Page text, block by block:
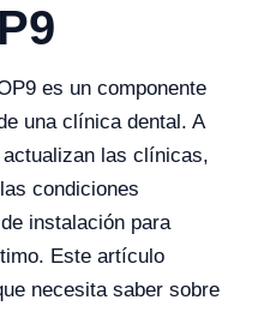
es un componente
una clínica dental. A
las clínicas,
condiciones
instalación para
Este artículo
necesita saber sobre